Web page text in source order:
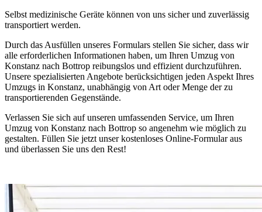
Selbst medizinische Geräte können von uns sicher und zuverlässig
transportiert werden.
Durch das Ausfüllen unseres Formulars stellen Sie sicher, dass wir
alle erforderlichen Informationen haben, um Ihren Umzug von
Konstanz nach Bottrop reibungslos und effizient durchzuführen.
Unsere spezialisierten Angebote berücksichtigen jeden Aspekt Ihres
Umzugs in Konstanz, unabhängig von Art oder Menge der zu
transportierenden Gegenstände.
Verlassen Sie sich auf unseren umfassenden Service, um Ihren
Umzug von Konstanz nach Bottrop so angenehm wie möglich zu
gestalten. Füllen Sie jetzt unser kostenloses Online-Formular aus
und überlassen Sie uns den Rest!